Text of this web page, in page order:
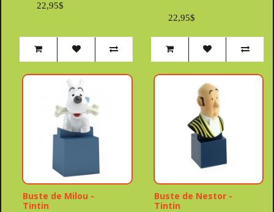
22,95$
22,95$
Buste de Milou -
Tintin
Buste de Nestor -
Tintin